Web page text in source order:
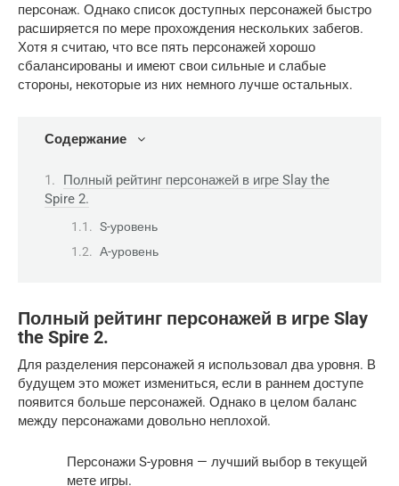
персонаж. Однако список доступных персонажей быстро
расширяется по мере прохождения нескольких забегов.
Хотя я считаю, что все пять персонажей хорошо
сбалансированы и имеют свои сильные и слабые
стороны, некоторые из них немного лучше остальных.
Содержание
Полный рейтинг персонажей в игре Slay the
Spire 2.
S-уровень
А-уровень
Полный рейтинг персонажей в игре Slay
the Spire 2.
Для разделения персонажей я использовал два уровня. В
будущем это может измениться, если в раннем доступе
появится больше персонажей. Однако в целом баланс
между персонажами довольно неплохой.
Персонажи S-уровня — лучший выбор в текущей
мете игры.